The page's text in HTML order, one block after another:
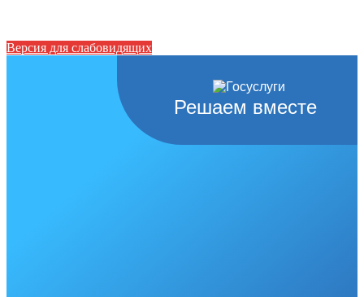
Версия для слабовидящих
Решаем вместе